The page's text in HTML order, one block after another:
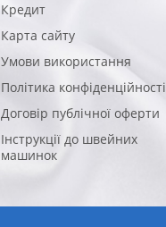
Кредит
Карта сайту
Умови використання
Політика конфіденційності
Договір публічної оферти
Інструкції до швейних
машинок